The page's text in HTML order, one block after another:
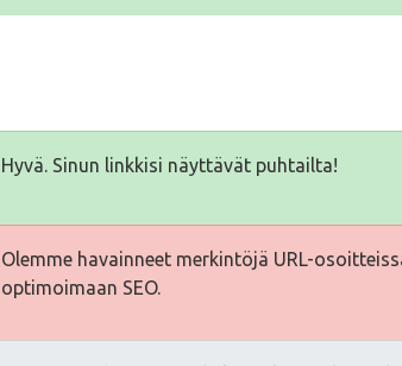
Hyvä. Sinun linkkisi näyttävät puhtailta!
Olemme havainneet merkintöjä URL-
optimoimaan SEO.